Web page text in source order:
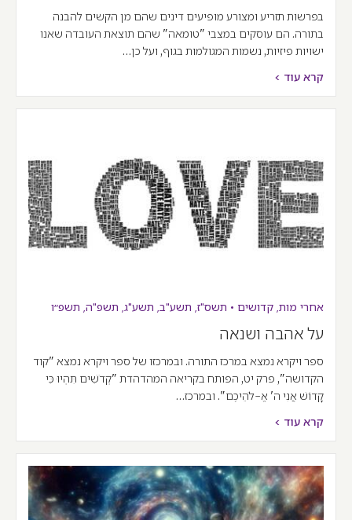
בפרשות תזריע ומצורע מופיעים דינים שהם מן הקשים להבנה
בתורה. הם עוסקים במצבי "טומאה" שהם תוצאת העובדה שאנו
ישויות פיזיות, נשמות המגולמות בגוף, ועל כן…
קרא עוד >
אחרי מות, קדושים • תשס"ז, תשע"ב, תשע"ג, תשפ"ה, תשפ״ו
על אהבה ושנאה
ספר ויקרא נמצא במרכז התורה. ובמרכזו של ספר ויקרא נמצא "קוד
הקדושה", פרק יט, הפותח בקריאה המהדהדת "קְדֹשִׁים תִּהְיוּ כִּי
קָדוֹשׁ אֲנִי ה' אֱ-לֹהֵיכֶם". ובמרכז…
קרא עוד >